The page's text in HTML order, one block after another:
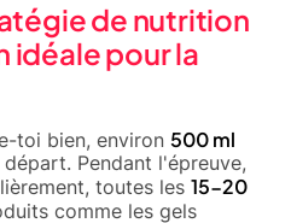
de nutrition
pour la
toi bien, environ 500 ml
Pendant l'épreuve,
toutes les 15-20
comme les gels